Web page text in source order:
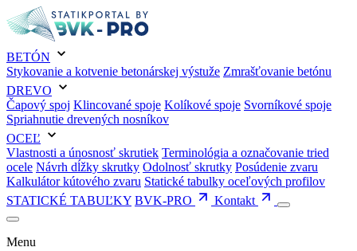
BETÓN
Stykovanie a kotvenie betonárskej výstuže Zmrašťovanie betónu
DREVO
Čapový spoj Klincované spoje Kolíkové spoje Svorníkové spoje
Spriahnutie drevených nosníkov
OCEĽ
Vlastnosti a únosnosť skrutiek Terminológia a označovanie tried
ocele Návrh dĺžky skrutky Odolnosť skrutky Posúdenie zvaru
Kalkulátor kútového zvaru Statické tabulky oceľových profilov
STATICKÉ TABUĽKY BVK-PRO Kontakt
Menu